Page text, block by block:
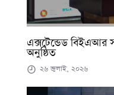
এক্সটেন্ডেড
অনুষ্ঠিত
২৬ জুলাই, ২০২৬